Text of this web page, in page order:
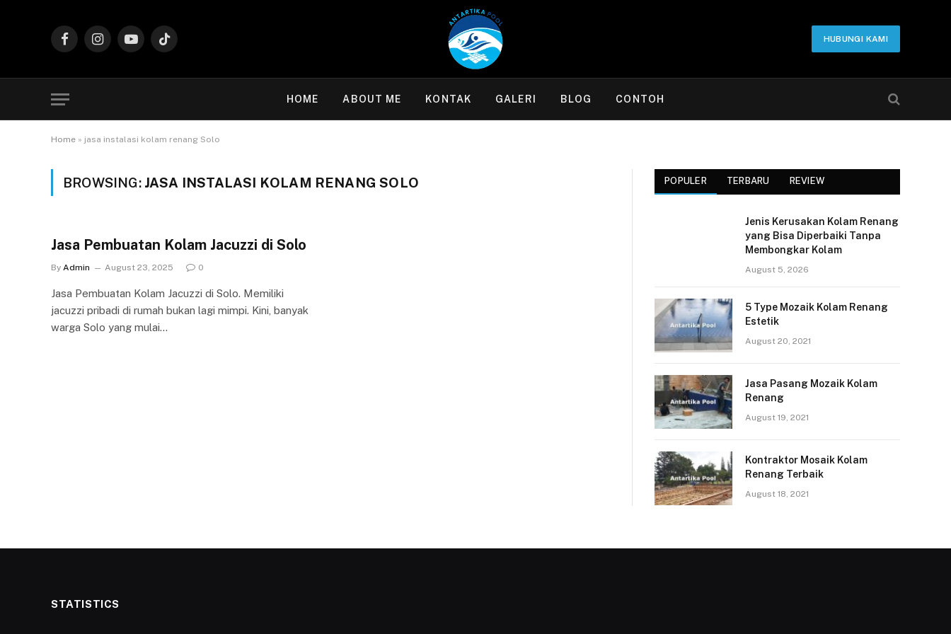
FacebookInstagramYouTubeTikTok
HUBUNGI KAMI
HOME ABOUT ME KONTAK GALERI BLOG CONTOH
Home » jasa instalasi kolam renang Solo
BROWSING: JASA INSTALASI KOLAM RENANG SOLO
Jasa Pembuatan Kolam Jacuzzi di Solo
By Admin August 23, 2025 0
Jasa Pembuatan Kolam Jacuzzi di Solo. Memiliki
jacuzzi pribadi di rumah bukan lagi mimpi. Kini, banyak
warga Solo yang mulai…
POPULER TERBARU REVIEW
Jenis Kerusakan Kolam Renang
yang Bisa Diperbaiki Tanpa
Membongkar Kolam
August 5, 2026
5 Type Mozaik Kolam Renang
Estetik
August 20, 2021
Jasa Pasang Mozaik Kolam
Renang
August 19, 2021
Kontraktor Mosaik Kolam
Renang Terbaik
August 18, 2021
STATISTICS